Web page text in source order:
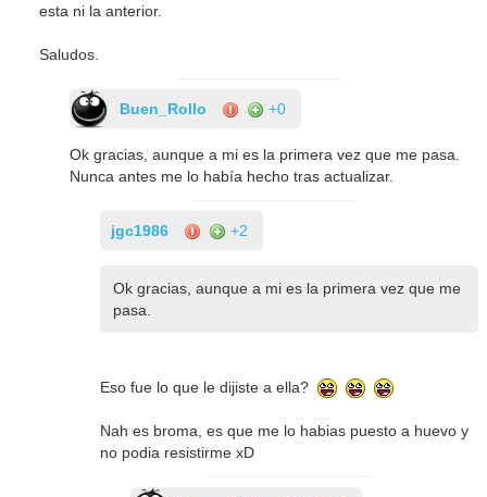
esta ni la anterior.
Saludos.
Buen_Rollo +0
Ok gracias, aunque a mi es la primera vez que me pasa.
Nunca antes me lo había hecho tras actualizar.
jgc1986 +2
Ok gracias, aunque a mi es la primera vez que me
pasa.
Eso fue lo que le dijiste a ella?
Nah es broma, es que me lo habias puesto a huevo y
no podia resistirme xD